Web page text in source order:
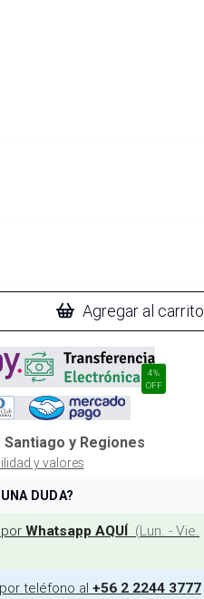
Agregar al carrito
4%
OFF
Santiago y Regiones
y valores
DUDA?
Whatsapp AQUÍ (Lun. - Vie.
teléfono al +56 2 2244 3777